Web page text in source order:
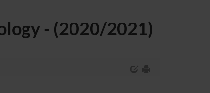
- (2020/2021)